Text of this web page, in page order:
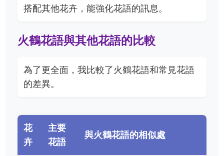
搭配其他花卉，能強化花語的訊息。
火鶴花語與其他花語的比較
為了更全面，我比較了火鶴花語和常見花語
的差異。
花
卉
主要
花語
與火鶴花語的相似處